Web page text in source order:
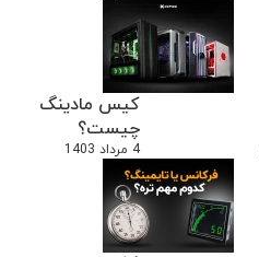
کیس مادینگ
چیست؟
4 مرداد 1403